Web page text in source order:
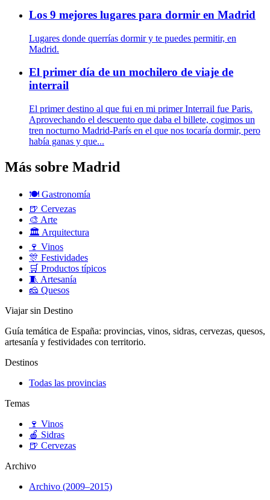
Los 9 mejores lugares para dormir en Madrid
Lugares donde querrías dormir y te puedes permitir, en
Madrid.
El primer día de un mochilero de viaje de
interrail
El primer destino al que fui en mi primer Interrail fue Paris.
Aprovechando el descuento que daba el billete, cogimos un
tren nocturno Madrid-París en el que nos tocaría dormir, pero
había ganas y que...
Más sobre Madrid
🍽️ Gastronomía
🍺 Cervezas
🎨 Arte
🏛️ Arquitectura
🍷 Vinos
🎊 Festividades
🛒 Productos típicos
🧵 Artesanía
🧀 Quesos
Viajar sin Destino
Guía temática de España: provincias, vinos, sidras, cervezas, quesos,
artesanía y festividades con territorio.
Destinos
Todas las provincias
Temas
🍷 Vinos
🍎 Sidras
🍺 Cervezas
Archivo
Archivo (2009–2015)